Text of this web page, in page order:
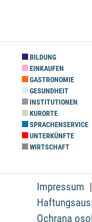
BILDUNG
EINKAUFEN
GASTRONOMIE
GESUNDHEIT
INSTITUTIONEN
KURORTE
SPRACHENSERVICE
UNTERKÜNFTE
WIRTSCHAFT
Impressum
Ochrana